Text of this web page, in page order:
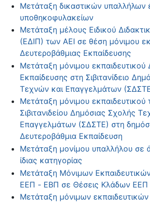
Μετάταξη δικαστικών υπαλλήλων
υποθηκοφυλακείων
Μετάταξη μέλους Ειδικού
(ΕΔΙΠ) των ΑΕΙ σε θέση μόνιμου
Δευτεροβάθμιας Εκπαίδευσης
Μετάταξη μόνιμου εκπαιδευτικού
Εκπαίδευσης στη Σιβιτανίδειο
Τεχνών και Επαγγελμάτων
Μετάταξη μόνιμου εκπαιδευτικού
Σιβιτανιδείου Δημόσιας Σχολής
Επαγγελμάτων (ΣΔΣΤΕ) στη
Δευτεροβάθμια Εκπαίδευση
Μετάταξη μονίμου υπαλλήλου σε
ίδιας κατηγορίας
Μετάταξη Μόνιμων
ΕΕΠ - ΕΒΠ σε Θέσεις Κλάδων ΕΕΠ
Μετάταξη μόνιμων